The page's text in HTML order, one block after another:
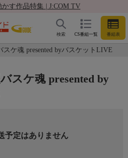
す作品特集 | J:COM TV
CS番組一覧 番組表
検索
スケ魂 presented byバスケットLIVE
スケ魂 presented by
予定はありません